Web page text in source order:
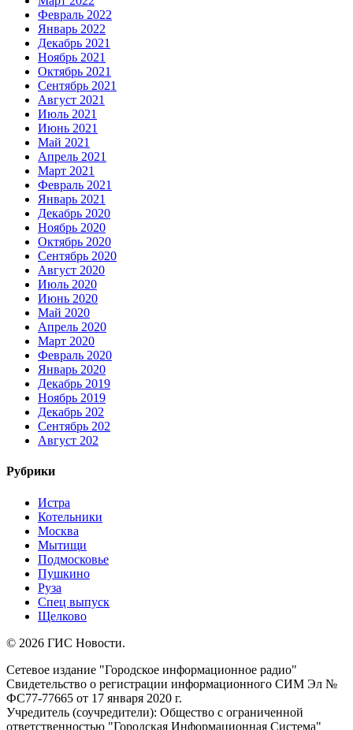
Февраль 2022
Январь 2022
Декабрь 2021
Ноябрь 2021
Октябрь 2021
Сентябрь 2021
Август 2021
Июль 2021
Июнь 2021
Май 2021
Апрель 2021
Март 2021
Февраль 2021
Январь 2021
Декабрь 2020
Ноябрь 2020
Октябрь 2020
Сентябрь 2020
Август 2020
Июль 2020
Июнь 2020
Май 2020
Апрель 2020
Март 2020
Февраль 2020
Январь 2020
Декабрь 2019
Ноябрь 2019
Декабрь 202
Сентябрь 202
Август 202
Рубрики
Истра
Котельники
Москва
Мытищи
Подмосковье
Пушкино
Руза
Спец выпуск
Щелково
© 2026 ГИС Новости.
Сетевое издание "Городское информационное радио"
Свидетельство о регистрации информационного СИМ Эл №
ФС77-77665 от 17 января 2020 г.
Учредитель (соучредители): Общество с ограниченной
ответственностью "Городская Информационная Система"